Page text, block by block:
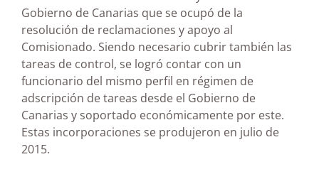
Gobierno de Canarias que se ocupó de la
resolución de reclamaciones y apoyo al
Comisionado. Siendo necesario cubrir también las
tareas de control, se logró contar con un
funcionario del mismo perfil en régimen de
adscripción de tareas desde el Gobierno de
Canarias y soportado económicamente por este.
Estas incorporaciones se produjeron en julio de
2015.